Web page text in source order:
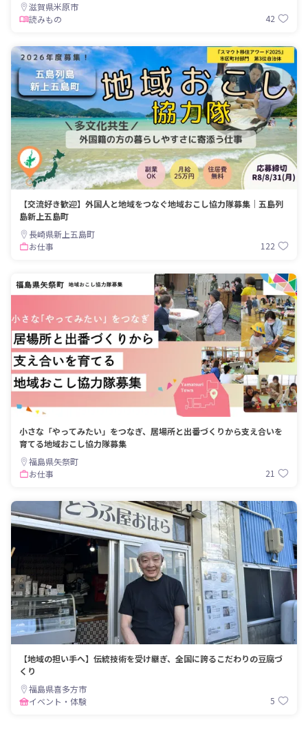
滋賀県米原市
読みもの
42
【交流好き歓迎】外国人と地域をつなぐ地域おこし協力隊募集｜五島列
島新上五島町
長崎県新上五島町
お仕事
122
小さな「やってみたい」をつなぎ、居場所と出番づくりから支え合いを
育てる地域おこし協力隊募集
福島県矢祭町
お仕事
21
【地域の担い手へ】伝統技術を受け継ぎ、全国に誇るこだわりの豆腐づ
くり
福島県喜多方市
イベント・体験
5